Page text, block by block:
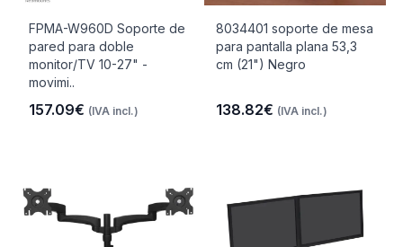
FPMA-W960D Soporte de
pared para doble
monitor/TV 10-27" -
movimi..
157.09€ (IVA incl.)
8034401 soporte de mesa
para pantalla plana 53,3
cm (21") Negro
138.82€ (IVA incl.)